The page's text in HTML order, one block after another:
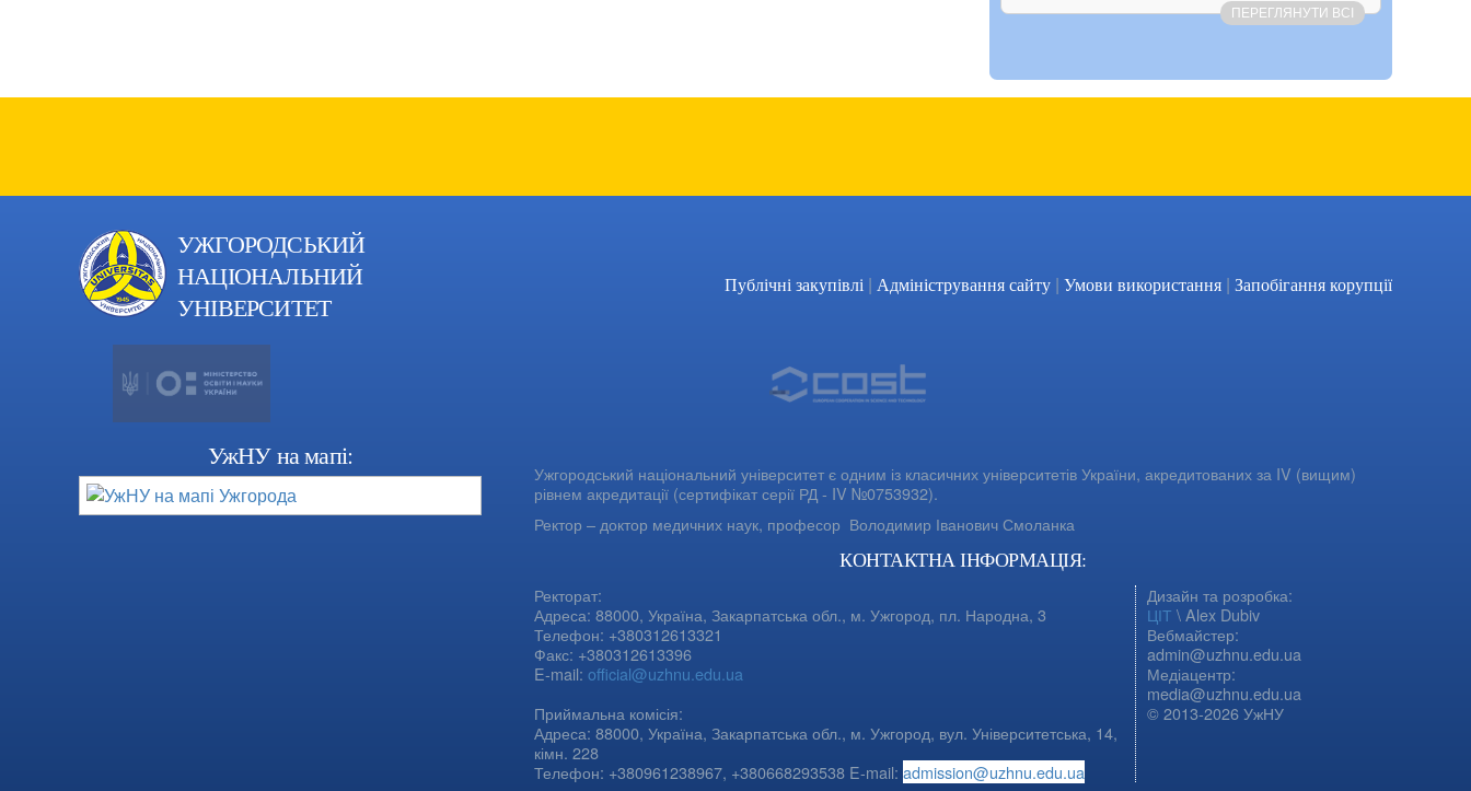
ПЕРЕГЛЯНУТИ ВСІ
УЖГОРОДСЬКИЙ
НАЦІОНАЛЬНИЙ
УНІВЕРСИТЕТ
Facebook
YouTube
Публічні закупівлі | Адміністрування сайту | Умови використання | Запобігання корупції
УжНУ на мапі:
Ужгородський національний університет є одним із класичних університетів України, акредитованих за IV (вищим)
рівнем акредитації (сертифікат серії РД - IV №0753932).
Ректор – доктор медичних наук, професор Володимир Іванович Смоланка
КОНТАКТНА ІНФОРМАЦІЯ:
Ректорат:
Адреса: 88000, Україна, Закарпатська обл., м. Ужгород, пл. Народна, 3
Телефон: +380312613321
Факс: +380312613396
E-mail: official@uzhnu.edu.ua
Приймальна комісія:
Адреса: 88000, Україна, Закарпатська обл., м. Ужгород, вул. Університетська, 14,
кімн. 228
Телефон: +380961238967, +380668293538 E-mail: admission@uzhnu.edu.ua
Дизайн та розробка:
ЦІТ \ Alex Dubiv
Вебмайстер:
admin@uzhnu.edu.ua
Медіацентр:
media@uzhnu.edu.ua
© 2013-2026 УжНУ